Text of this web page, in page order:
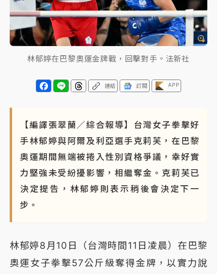
台東農業處長涉圖利渡假村！東檢抗告成功 今重開羈
押庭
父親節泡湯了！中颱白海豚雨彈轟3天 「紅到發紫」降
雨熱區曝
林郁婷在巴黎奧運金牌戰，回擊對手。法新社
連結 訂閱 APP
【編譯張翠蘭／綜合報導】台灣女子拳擊好
手林郁婷與阿爾及利亞選手克莉芙，在巴黎
奧運期間無端被捲入性別資格爭議，幸好實
力堅強未受紛擾影響，相繼奪金。克莉芙已
決定提告，林郁婷則表示稍後會決定下一
步。
林郁婷8月10日（台灣時間11日凌晨）在巴黎
奧運女子拳擊57公斤級奪得金牌，以實力說